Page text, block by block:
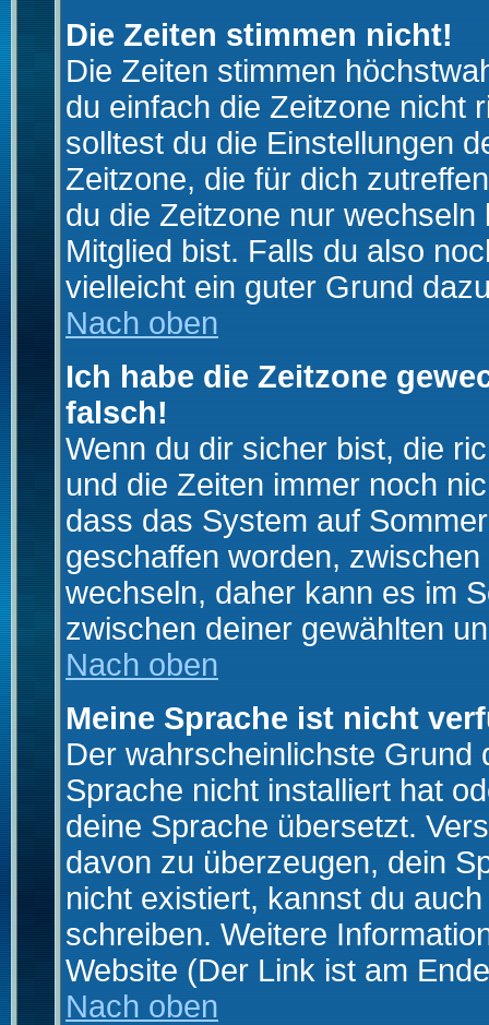
Die Zeiten stimmen nicht!
Die Zeiten stimmen
du einfach die Zeitzone nicht
solltest du die Einstellungen
Zeitzone, die für dich
du die Zeitzone nur
Mitglied bist. Falls du also
vielleicht ein guter Grund
Nach oben
Ich habe die Zeitzone
falsch!
Wenn du dir sicher bist, die
und die Zeiten immer noch
dass das System auf
geschaffen worden,
wechseln, daher kann es im
zwischen deiner gewählten
Nach oben
Meine Sprache ist nicht
Der wahrscheinlichste Grund
Sprache nicht installiert hat
deine Sprache übersetzt.
davon zu überzeugen, dein
nicht existiert, kannst du
schreiben. Weitere
Website (Der Link ist am
Nach oben